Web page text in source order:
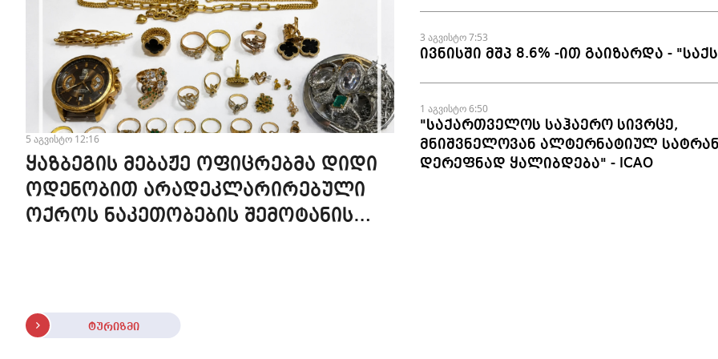
5 აგვისტო 12:16
ყაზბეგის მებაჟე ოფიცრებმა დიდი
ოდენობით არადეკლარირებული
ოქროს ნაკეთობების შემოტანის
3 აგვისტო 7:53
ივნისში მშპ 8.6% -ით გაიზარდა -
1 აგვისტო 6:50
"საქართველოს საჰაერო სივრცე,
მნიშვნელოვან ალტერნატიულ
დერეფნად ყალიბდება" - ICAO
ტურიზმი